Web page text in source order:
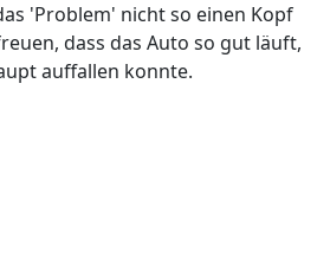
'Problem' nicht so einen Kopf
dass das Auto so gut läuft,
auffallen konnte.